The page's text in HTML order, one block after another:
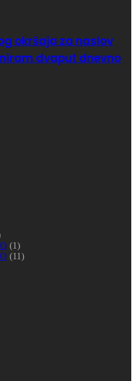
okršaja za naslov
dvaput dnevno
(1)
(11)